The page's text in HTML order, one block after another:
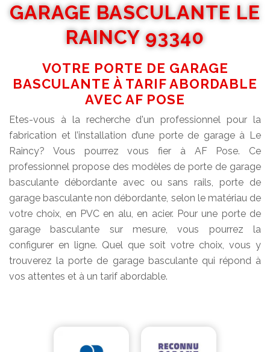
GARAGE BASCULANTE LE
RAINCY 93340
VOTRE PORTE DE GARAGE
BASCULANTE À TARIF ABORDABLE
AVEC AF POSE
Etes-vous à la recherche d'un professionnel pour la
fabrication et l’installation d’une porte de garage à Le
Raincy? Vous pourrez vous fier à AF Pose. Ce
professionnel propose des modèles de porte de garage
basculante débordante avec ou sans rails, porte de
garage basculante non débordante, selon le matériau de
votre choix, en PVC en alu, en acier. Pour une porte de
garage basculante sur mesure, vous pourrez la
configurer en ligne. Quel que soit votre choix, vous y
trouverez la porte de garage basculante qui répond à
vos attentes et à un tarif abordable.